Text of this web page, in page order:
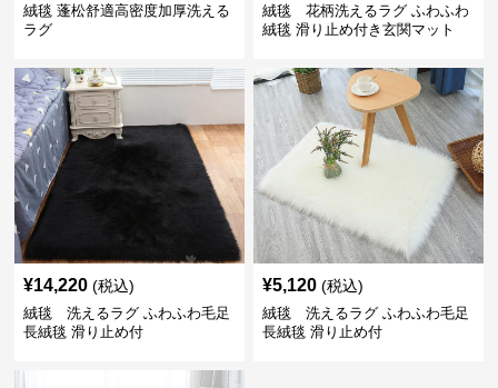
絨毯 蓬松舒適高密度加厚洗える
ラグ
絨毯 花柄洗えるラグ ふわふわ
絨毯 滑り止め付き玄関マット
¥14,220 (税込)
絨毯 洗えるラグ ふわふわ毛足
長絨毯 滑り止め付
¥5,120 (税込)
絨毯 洗えるラグ ふわふわ毛足
長絨毯 滑り止め付